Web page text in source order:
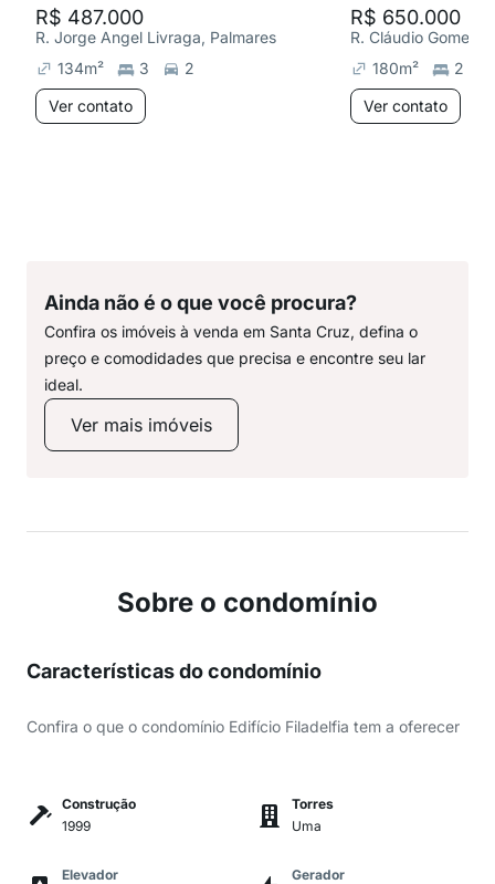
R$ 487.000
R. Jorge Angel Livraga, Palmares
134m² 3
2
Ver contato
R$ 650.000
180m²
2
Ver contato
Ainda não é o que você procura?
Confira os imóveis à venda em Santa Cruz, defina o
preço e comodidades que precisa e encontre seu lar
ideal.
Ver mais imóveis
Sobre o condomínio
Características do condomínio
Confira o que o condomínio Edifício Filadelfia tem a oferecer
Construção
1999
Torres
Uma
Elevador
Gerador